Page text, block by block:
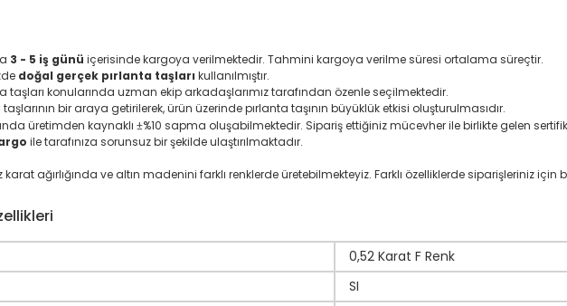
3 - 5 iş günü içerisinde kargoya verilmektedir. Tahmini kargoya verilme süresi ortalama süreçtir.
doğal gerçek pırlanta taşları kullanılmıştır.
taşları konularında uzman ekip arkadaşlarımız tarafından özenle seçilmektedir.
bir araya getirilerek, ürün üzerinde pırlanta taşının büyüklük etkisi oluşturulmasıdır.
üretimden kaynaklı ±%10 sapma oluşabilmektedir. Sipariş ettiğiniz mücevher ile birlikte gelen
ile tarafınıza sorunsuz bir şekilde ulaştırılmaktadır.
ağırlığında ve altın madenini farklı renklerde üretebilmekteyiz. Farklı özelliklerde siparişleriniz için
0,52 Karat F Renk
SI